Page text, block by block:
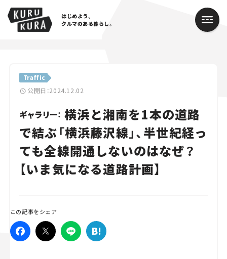
はじめよう、
クルマのある暮らし。
Traffic
公開日：2024.12.02
ギャラリー： 横浜と湘南を1本の道路
で結ぶ「横浜藤沢線」、半世紀経っ
ても全線開通しないのはなぜ？
【いま気になる道路計画】
この記事をシェア
Cars
Lifestyle
Traffic
Special
Campaign
人気のハッシュタグ
スズキ ジムニー｜Suzuki Jimny